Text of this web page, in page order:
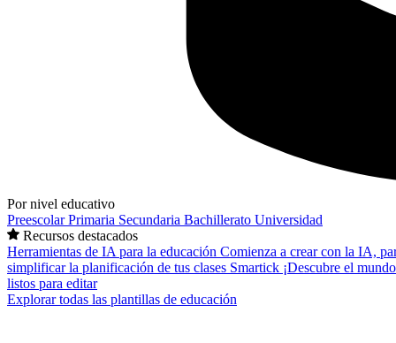
Por nivel educativo
PreescolarPrimaria Secundaria Bachillerato Universidad
Recursos destacados
Herramientas de IA para la educación Comienza a crear con la IA,
simplificar la planificación de tus clases Smartick ¡Descubre el
listos para editar
Explorar todas las plantillas de educación